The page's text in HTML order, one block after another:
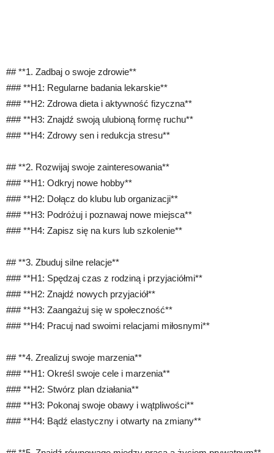
## **1. Zadbaj o swoje zdrowie**
### **H1: Regularne badania lekarskie**
### **H2: Zdrowa dieta i aktywność fizyczna**
### **H3: Znajdź swoją ulubioną formę ruchu**
### **H4: Zdrowy sen i redukcja stresu**
## **2. Rozwijaj swoje zainteresowania**
### **H1: Odkryj nowe hobby**
### **H2: Dołącz do klubu lub organizacji**
### **H3: Podróżuj i poznawaj nowe miejsca**
### **H4: Zapisz się na kurs lub szkolenie**
## **3. Zbuduj silne relacje**
### **H1: Spędzaj czas z rodziną i przyjaciółmi**
### **H2: Znajdź nowych przyjaciół**
### **H3: Zaangażuj się w społeczność**
### **H4: Pracuj nad swoimi relacjami miłosnymi**
## **4. Zrealizuj swoje marzenia**
### **H1: Określ swoje cele i marzenia**
### **H2: Stwórz plan działania**
### **H3: Pokonaj swoje obawy i wątpliwości**
### **H4: Bądź elastyczny i otwarty na zmiany**